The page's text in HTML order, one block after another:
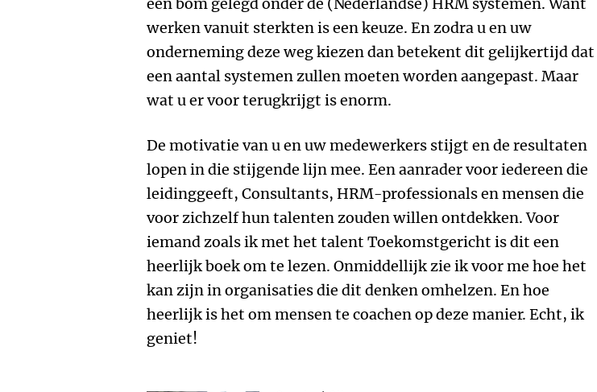
werken vanuit sterkten is een keuze. En zodra u en uw
onderneming deze weg kiezen dan betekent dit gelijkertijd dat
een aantal systemen zullen moeten worden aangepast. Maar
wat u er voor terugkrijgt is enorm.
De motivatie van u en uw medewerkers stijgt en de resultaten
lopen in die stijgende lijn mee. Een aanrader voor iedereen die
leidinggeeft, Consultants, HRM-professionals en mensen die
voor zichzelf hun talenten zouden willen ontdekken. Voor
iemand zoals ik met het talent Toekomstgericht is dit een
heerlijk boek om te lezen. Onmiddellijk zie ik voor me hoe het
kan zijn in organisaties die dit denken omhelzen. En hoe
heerlijk is het om mensen te coachen op deze manier. Echt, ik
geniet!